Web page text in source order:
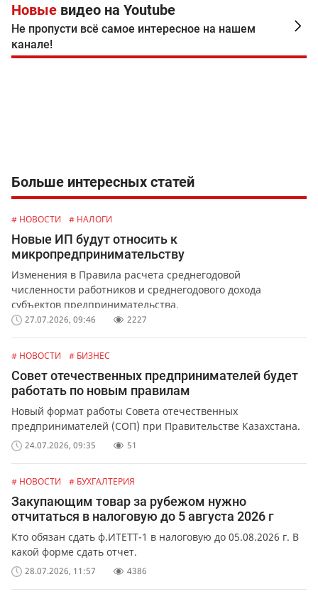
Новые видео на Youtube
Не пропусти всё самое интересное на нашем
канале!
Больше интересных статей
# НОВОСТИ # НАЛОГИ
Новые ИП будут относить к
микропредпринимательству
Изменения в Правила расчета среднегодовой
численности работников и среднегодового дохода
субъектов предпринимательства.
27.07.2026, 09:46 2227
# НОВОСТИ # БИЗНЕС
Совет отечественных предпринимателей будет
работать по новым правилам
Новый формат работы Совета отечественных
предпринимателей (СОП) при Правительстве Казахстана.
24.07.2026, 09:35 51
# НОВОСТИ # БУХГАЛТЕРИЯ
Закупающим товар за рубежом нужно
отчитаться в налоговую до 5 августа 2026 г
Кто обязан сдать ф.ИТЕТТ-1 в налоговую до 05.08.2026 г. В
какой форме сдать отчет.
28.07.2026, 11:57 4386